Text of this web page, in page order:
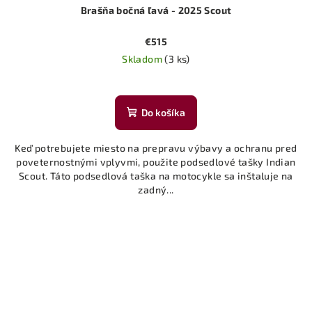
Brašňa bočná ľavá - 2025 Scout
€515
Skladom(3 ks)
Do košíka
Keď potrebujete miesto na prepravu výbavy a ochranu pred
poveternostnými vplyvmi, použite podsedlové tašky Indian
Scout. Táto podsedlová taška na motocykle sa inštaluje na
zadný...